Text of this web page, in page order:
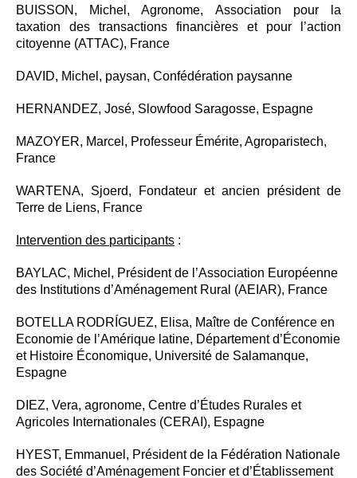
BUISSON, Michel, Agronome, Association pour la
taxation des transactions financières et pour l’action
citoyenne (ATTAC), France
DAVID, Michel, paysan, Confédération paysanne
HERNANDEZ, José, Slowfood Saragosse, Espagne
MAZOYER, Marcel, Professeur Émérite, Agroparistech,
France
WARTENA, Sjoerd, Fondateur et ancien président de
Terre de Liens, France
Intervention des participants :
BAYLAC, Michel, Président de l’Association Européenne
des Institutions d’Aménagement Rural (AEIAR), France
BOTELLA RODRÍGUEZ, Elisa, Maître de Conférence en
Economie de l’Amérique latine, Département d’Économie
et Histoire Économique, Université de Salamanque,
Espagne
DIEZ, Vera, agronome, Centre d’Études Rurales et
Agricoles Internationales (CERAI), Espagne
HYEST, Emmanuel, Président de la Fédération Nationale
des Société d’Aménagement Foncier et d’Établissement